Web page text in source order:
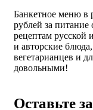
Банкетное меню в
рублей за питание
рецептам русской
и авторские
вегетарианцев и
довольными!
Оставьте